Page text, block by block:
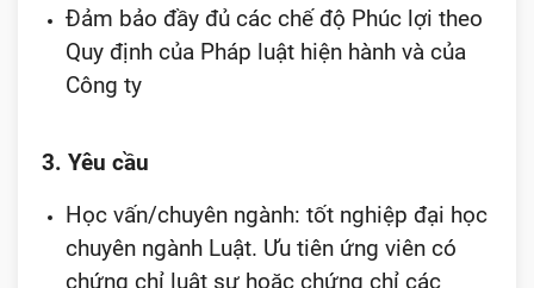
Đảm bảo đầy đủ các chế độ Phúc lợi theo
Quy định của Pháp luật hiện hành và của
Công ty
3. Yêu cầu
Học vấn/chuyên ngành: tốt nghiệp đại học
chuyên ngành Luật. Ưu tiên ứng viên có
chứng chỉ luật sư hoặc chứng chỉ các